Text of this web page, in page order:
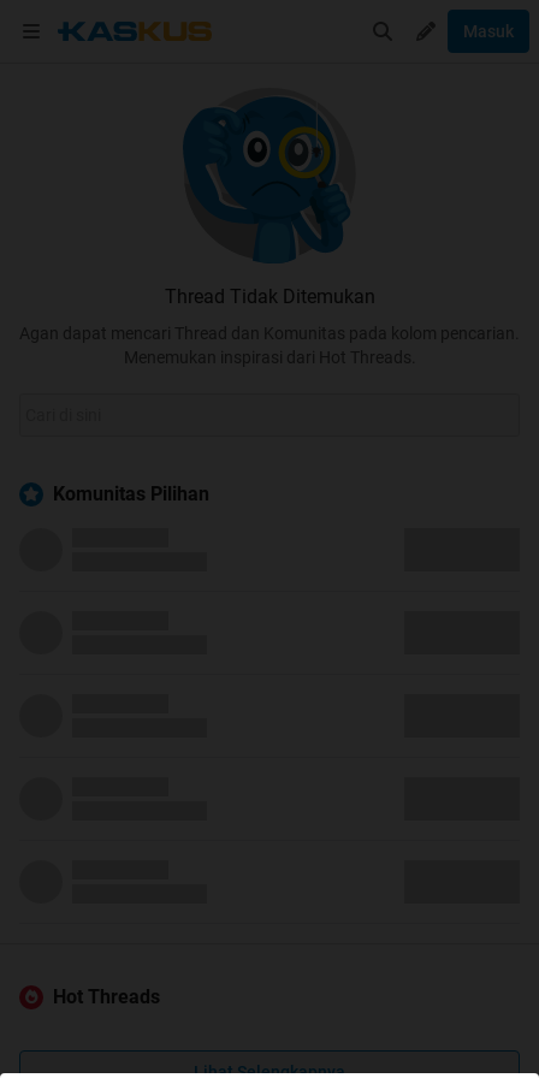
Masuk
Thread Tidak Ditemukan
Agan dapat mencari Thread dan Komunitas pada kolom pencarian.
Menemukan inspirasi dari Hot Threads.
Komunitas Pilihan
Hot Threads
Lihat Selengkapnya